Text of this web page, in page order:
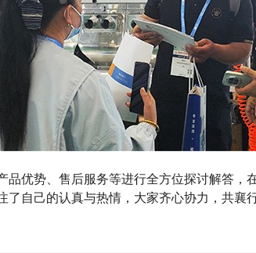
优势、售后服务等进行全方位探讨解答，
自己的认真与热情，大家齐心协力，共襄